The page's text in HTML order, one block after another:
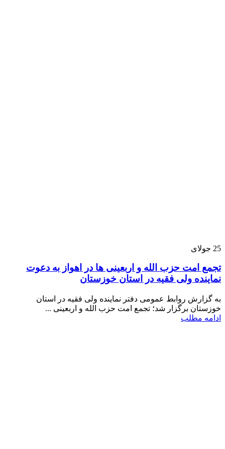
25 جولای
تجمع امت حزب الله و اربعینی ها در اهواز به دعوت
نماینده ولی فقیه در استان خوزستان
به گزارش روابط عمومی دفتر نماینده ولی فقیه در استان
خوزستان برگزار شد؛ تجمع امت حزب الله و اربعینی ...
ادامه مطلب